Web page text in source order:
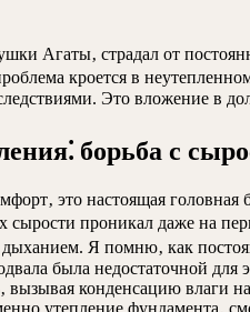
Агаты‚ страдал от
кроется в
Это вложение в
борьба с
это настоящая
сырости проникал даже на
Я помню‚ как
была недостаточной для
вызывая конденсацию влаги
утепление фундамента‚